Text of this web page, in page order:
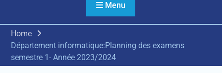
Menu
Home
Département informatique:Planning des examens
semestre 1- Année 2023/2024